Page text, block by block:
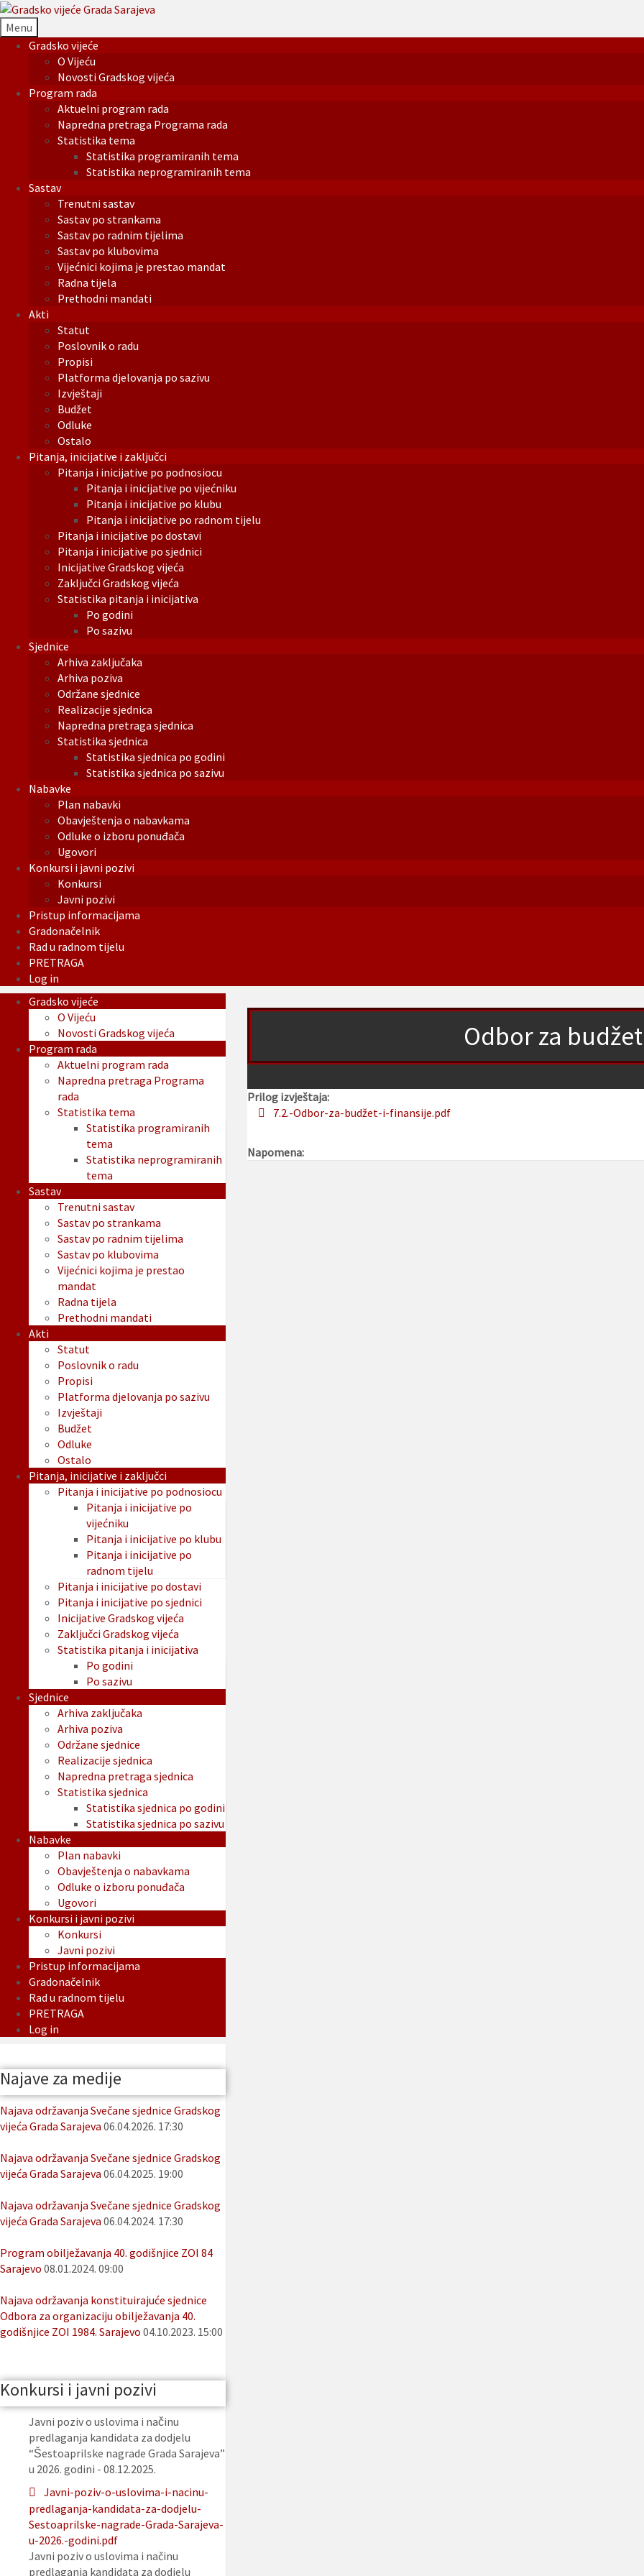
Menu
Gradsko vijeće
O Vijeću
Novosti Gradskog vijeća
Program rada
Aktuelni program rada
Napredna pretraga Programa rada
Statistika tema
Statistika programiranih tema
Statistika neprogramiranih tema
Sastav
Trenutni sastav
Sastav po strankama
Sastav po radnim tijelima
Sastav po klubovima
Vijećnici kojima je prestao mandat
Radna tijela
Prethodni mandati
Akti
Statut
Poslovnik o radu
Propisi
Platforma djelovanja po sazivu
Izvještaji
Budžet
Odluke
Ostalo
Pitanja, inicijative i zaključci
Pitanja i inicijative po podnosiocu
Pitanja i inicijative po vijećniku
Pitanja i inicijative po klubu
Pitanja i inicijative po radnom tijelu
Pitanja i inicijative po dostavi
Pitanja i inicijative po sjednici
Inicijative Gradskog vijeća
Zaključci Gradskog vijeća
Statistika pitanja i inicijativa
Po godini
Po sazivu
Sjednice
Arhiva zaključaka
Arhiva poziva
Održane sjednice
Realizacije sjednica
Napredna pretraga sjednica
Statistika sjednica
Statistika sjednica po godini
Statistika sjednica po sazivu
Nabavke
Plan nabavki
Obavještenja o nabavkama
Odluke o izboru ponuđača
Ugovori
Konkursi i javni pozivi
Konkursi
Javni pozivi
Pristup informacijama
Gradonačelnik
Rad u radnom tijelu
PRETRAGA
Log in
Odbor za
Prilog izvještaja:
7.2.-Odbor-za-budžet-i-finansije.pdf
Napomena:
Gradsko vijeće
O Vijeću
Novosti Gradskog vijeća
Program rada
Aktuelni program rada
Napredna pretraga Programa
rada
Statistika tema
Statistika programiranih
tema
Statistika neprogramiranih
tema
Sastav
Trenutni sastav
Sastav po strankama
Sastav po radnim tijelima
Sastav po klubovima
Vijećnici kojima je prestao
mandat
Radna tijela
Prethodni mandati
Akti
Statut
Poslovnik o radu
Propisi
Platforma djelovanja po sazivu
Izvještaji
Budžet
Odluke
Ostalo
Pitanja, inicijative i zaključci
Pitanja i inicijative po podnosiocu
Pitanja i inicijative po
vijećniku
Pitanja i inicijative po klubu
Pitanja i inicijative po
radnom tijelu
Pitanja i inicijative po dostavi
Pitanja i inicijative po sjednici
Inicijative Gradskog vijeća
Zaključci Gradskog vijeća
Statistika pitanja i inicijativa
Po godini
Po sazivu
Sjednice
Arhiva zaključaka
Arhiva poziva
Održane sjednice
Realizacije sjednica
Napredna pretraga sjednica
Statistika sjednica
Statistika sjednica po godini
Statistika sjednica po sazivu
Nabavke
Plan nabavki
Obavještenja o nabavkama
Odluke o izboru ponuđača
Ugovori
Konkursi i javni pozivi
Konkursi
Javni pozivi
Pristup informacijama
Gradonačelnik
Rad u radnom tijelu
PRETRAGA
Log in
Najave za medije
Najava održavanja Svečane sjednice Gradskog
vijeća Grada Sarajeva 06.04.2026. 17:30
Najava održavanja Svečane sjednice Gradskog
vijeća Grada Sarajeva 06.04.2025. 19:00
Najava održavanja Svečane sjednice Gradskog
vijeća Grada Sarajeva 06.04.2024. 17:30
Program obilježavanja 40. godišnjice ZOI 84
Sarajevo 08.01.2024. 09:00
Najava održavanja konstituirajuće sjednice
Odbora za organizaciju obilježavanja 40.
godišnjice ZOI 1984. Sarajevo 04.10.2023. 15:00
Konkursi i javni pozivi
Javni poziv o uslovima i načinu
predlaganja kandidata za dodjelu
“Šestoaprilske nagrade Grada Sarajeva”
u 2026. godini - 08.12.2025.
Javni-poziv-o-uslovima-i-nacinu-
predlaganja-kandidata-za-dodjelu-
Sestoaprilske-nagrade-Grada-Sarajeva-
u-2026.-godini.pdf
Javni poziv o uslovima i načinu
predlaganja kandidata za dodjelu